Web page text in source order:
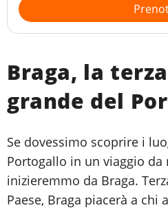
Braga, la
grande del
Se dovessimo scoprire i
Portogallo in un viaggio da
inizieremmo da Braga.
Paese, Braga piacerà a chi